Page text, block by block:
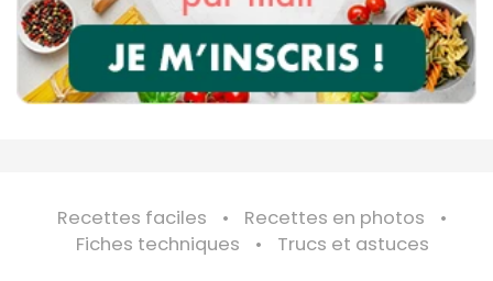
Recettes faciles
Recettes en photos
Fiches techniques
Trucs et astuces